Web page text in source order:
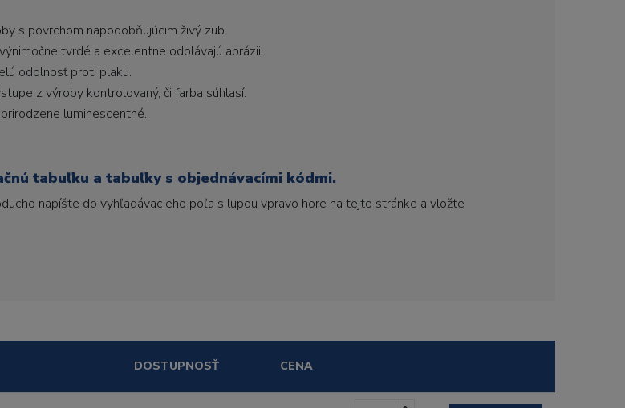
s povrchom napodobňujúcim živý zub.
tvrdé a excelentne odolávajú abrázii.
odolnosť proti plaku.
z výroby kontrolovaný, či farba súhlasí.
luminescentné.
tabuľku a tabuľky s objednávacími kódmi.
napíšte do vyhľadávacieho poľa s lupou vpravo hore na tejto stránke a vložte
DOSTUPNOSŤ CENA